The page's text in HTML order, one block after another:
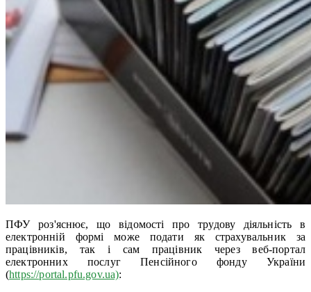
ПФУ роз'яснює, що відомості про трудову діяльність в
електронній формі може подати як страхувальник за
працівників, так і сам працівник через веб-портал
електронних послуг Пенсійного фонду України
(https://portal.pfu.gov.ua):